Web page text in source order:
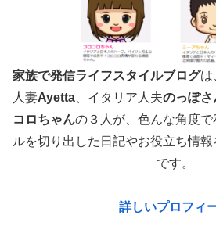
家族で発信ライフスタイルブログは
人妻Ayetta 、イタリア人夫のっぽさ
コロちゃんの３人が、色んな角度で
ルを切り出した日記やお役立ち情
です。
詳しいプロフィ